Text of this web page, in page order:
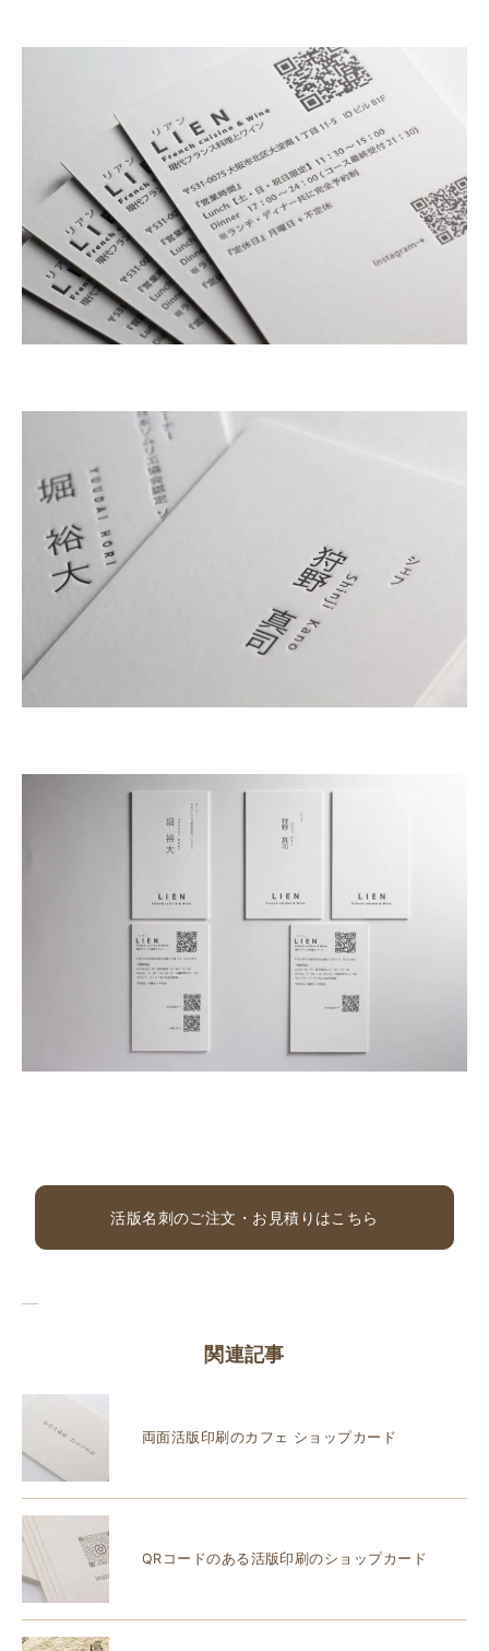
活版名刺のご注文・お見積りはこちら
関連記事
両面活版印刷のカフェ ショップカード
QRコードのある活版印刷のショップカード